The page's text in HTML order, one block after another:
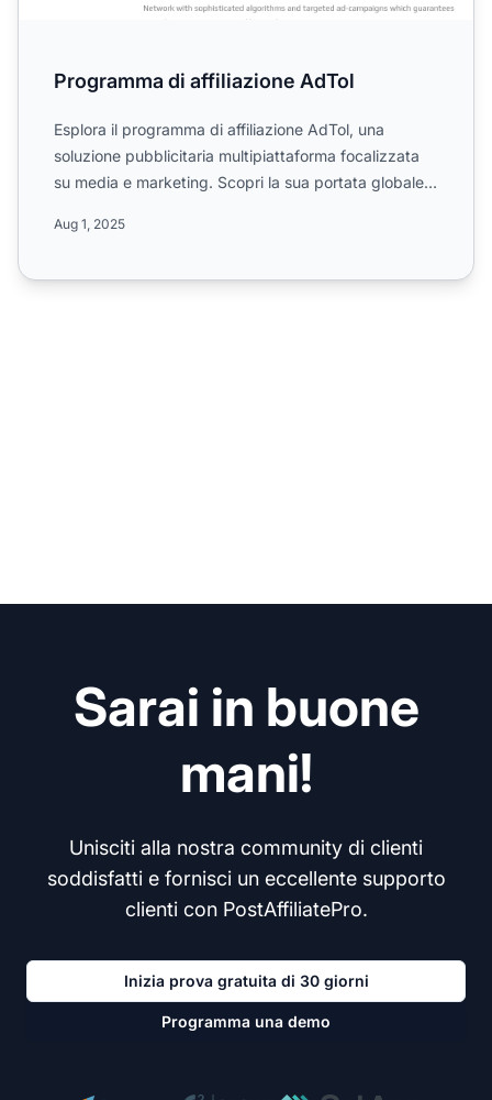
Programma di affiliazione AdTol
Esplora il programma di affiliazione AdTol, una
soluzione pubblicitaria multipiattaforma focalizzata
su media e marketing. Scopri la sua portata globale,
Aug 1, 2025
Sarai in buone
mani!
Unisciti alla nostra community di clienti
soddisfatti e fornisci un eccellente supporto
clienti con PostAffiliatePro.
Inizia prova gratuita di 30 giorni
Programma una demo